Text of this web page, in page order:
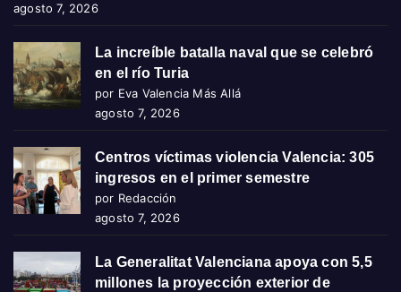
agosto 7, 2026
La increíble batalla naval que se celebró
en el río Turia
por Eva Valencia Más Allá
agosto 7, 2026
Centros víctimas violencia Valencia: 305
ingresos en el primer semestre
por Redacción
agosto 7, 2026
La Generalitat Valenciana apoya con 5,5
millones la proyección exterior de